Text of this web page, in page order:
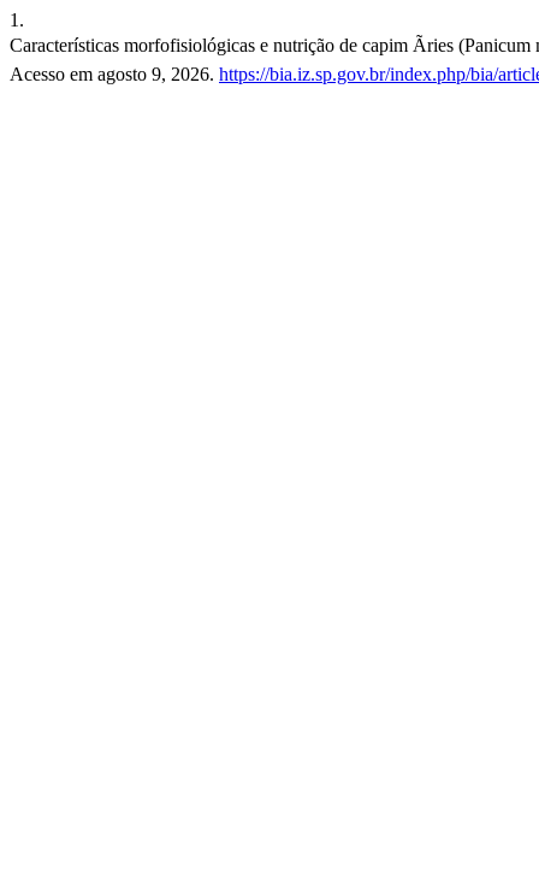
1.
Características morfofisiológicas e nutrição de capim Ãries
Acesso em agosto 9, 2026. https://bia.iz.sp.gov.br/index.php/bia/